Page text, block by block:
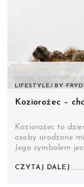
LIFESTYLE BY
Koziorożec –
Koziorożec to
osoby urodzone
Jego symbolem
CZYTAJ DALEJ